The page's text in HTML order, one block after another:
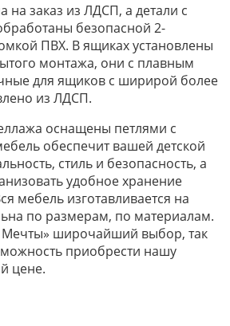
на заказ из ЛДСП, а детали с
безопасной 2-
ПВХ. В ящиках установлены
монтажа, они с плавным
для ящиков с ширирой более
из ЛДСП.
оснащены петлями с
обеспечит вашей детской
стиль и безопасность, а
удобное хранение
мебель изготавливается на
по размерам, по материалам.
широчайший выбор, так
приобрести нашу
цене.